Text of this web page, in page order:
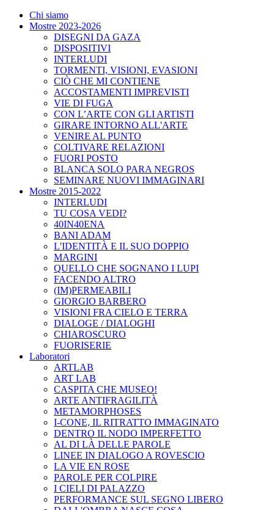
Chi siamo
Mostre 2023-2026
DISEGNI DA GAZA
DISPOSITIVI
INTERLUDI
TORMENTI, VISIONI, EVASIONI
CIÒ CHE MI CONTIENE
ACCOSTAMENTI IMPREVISTI
VIE DI FUGA
CON L’ARTE CON GLI ARTISTI
GIRARE INTORNO ALL'ARTE
VENIRE AL PUNTO
COLTIVARE RELAZIONI
FUORI POSTO
BLANCA SOLO PARA NEGROS
SEMINARE NUOVI IMMAGINARI
Mostre 2015-2022
INTERLUDI
TU COSA VEDI?
40IN40ENA
BANI ADAM
L'IDENTITÀ E IL SUO DOPPIO
MARGINI
QUELLO CHE SOGNANO I LUPI
FACENDO ALTRO
(IM)PERMEABILI
GIORGIO BARBERO
VISIONI FRA CIELO E TERRA
DIALOGE / DIALOGHI
CHIAROSCURO
FUORISERIE
Laboratori
ARTLAB
ART LAB
CASPITA CHE MUSEO!
ARTE ANTIFRAGILITÀ
METAMORPHOSES
I-CONE, IL RITRATTO IMMAGINATO
DENTRO IL NODO IMPERFETTO
AL DI LÀ DELLE PAROLE
LINEE IN DIALOGO A ROVESCIO
LA VIE EN ROSE
PAROLE PER COLPIRE
I CIELI DI PALAZZO
PERFORMANCE SUL SEGNO LIBERO